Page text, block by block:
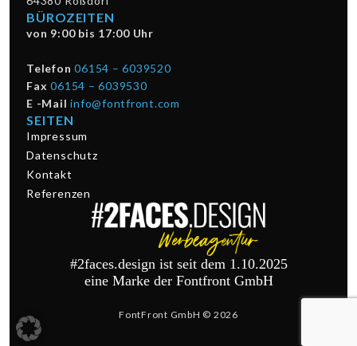
BÜROZEITEN
von 9:00 bis 17:00 Uhr
Telefon 06154 – 6039520
Fax 06154 – 6039530
E -Mail info@fontfront.com
SEITEN
Impressum
Datenschutz
Kontakt
Referenzen
#2faces.design ist seit dem 1.10.2025
eine Marke der Fontfront GmbH
FontFront GmbH © 2026